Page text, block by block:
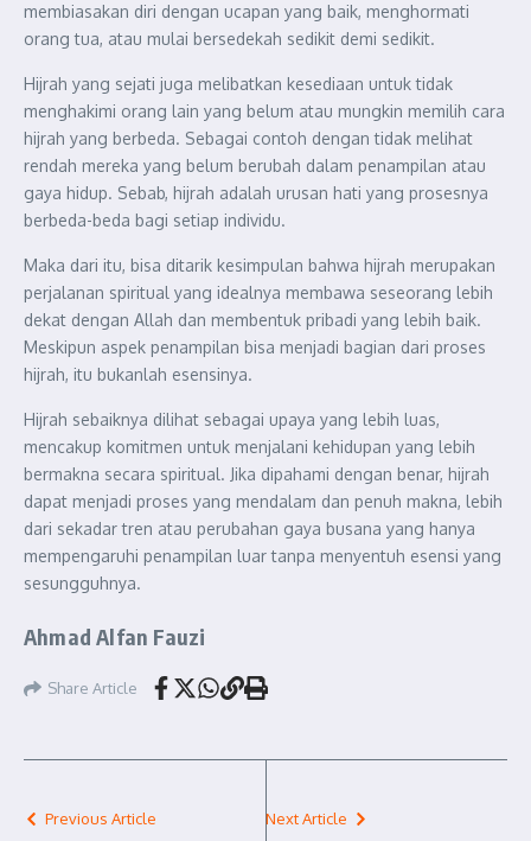
membiasakan diri dengan ucapan yang baik, menghormati
orang tua, atau mulai bersedekah sedikit demi sedikit.
Hijrah yang sejati juga melibatkan kesediaan untuk tidak
menghakimi orang lain yang belum atau mungkin memilih cara
hijrah yang berbeda. Sebagai contoh dengan tidak melihat
rendah mereka yang belum berubah dalam penampilan atau
gaya hidup. Sebab, hijrah adalah urusan hati yang prosesnya
berbeda-beda bagi setiap individu.
Maka dari itu, bisa ditarik kesimpulan bahwa hijrah merupakan
perjalanan spiritual yang idealnya membawa seseorang lebih
dekat dengan Allah dan membentuk pribadi yang lebih baik.
Meskipun aspek penampilan bisa menjadi bagian dari proses
hijrah, itu bukanlah esensinya.
Hijrah sebaiknya dilihat sebagai upaya yang lebih luas,
mencakup komitmen untuk menjalani kehidupan yang lebih
bermakna secara spiritual. Jika dipahami dengan benar, hijrah
dapat menjadi proses yang mendalam dan penuh makna, lebih
dari sekadar tren atau perubahan gaya busana yang hanya
mempengaruhi penampilan luar tanpa menyentuh esensi yang
sesungguhnya.
Ahmad Alfan Fauzi
Share Article
Previous Article Next Article